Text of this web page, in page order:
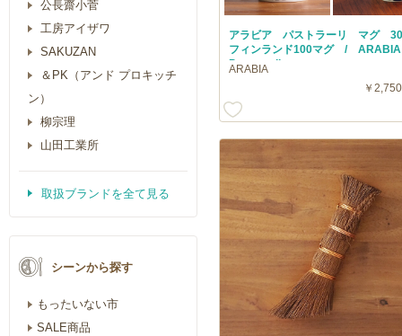
アラビア パストラーリ マグ
フィンランド100マグ /
Pastoraali
ARABIA
￥
公長齋小菅
工房アイザワ
SAKUZAN
＆PK（アンド プロキッチ
ン）
柳宗理
山田工業所
取扱ブランドを全て見る
シーンから探す
もったいない市
SALE商品